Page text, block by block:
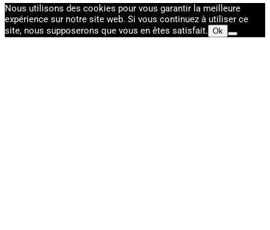
Nous utilisons des cookies pour vous garantir la meilleure
expérience sur notre site web. Si vous continuez à utiliser ce
site, nous supposerons que vous en êtes satisfait. Ok